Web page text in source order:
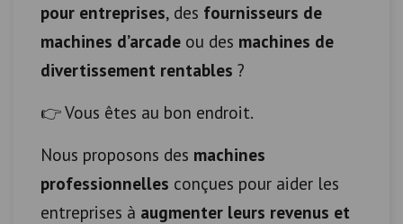
pour entreprises, des fournisseurs de
machines d’arcade ou des machines de
divertissement rentables ?
👉 Vous êtes au bon endroit.
Nous proposons des machines
professionnelles conçues pour aider les
entreprises à augmenter leurs revenus et